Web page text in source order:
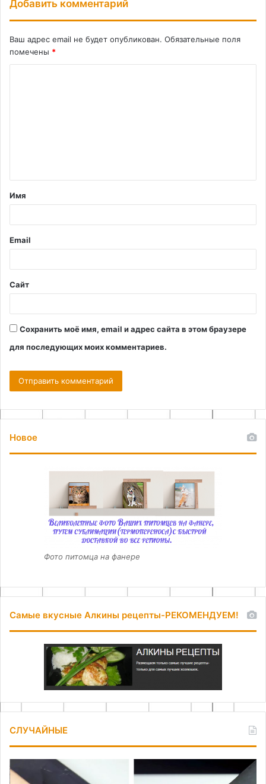
Добавить комментарий
Ваш адрес email не будет опубликован. Обязательные поля
помечены *
т
а
й
*
Имя
Email
Сайт
Сохранить моё имя, email и адрес сайта в этом браузере
для последующих моих комментариев.
Новое
Фото питомца на фанере
Самые вкусные Алкины рецепты-РЕКОМЕНДУЕМ!
СЛУЧАЙНЫЕ
Как
надежно